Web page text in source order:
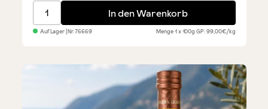
Tartufi - Pistazie In den Warenkorb
Auf Lager| Nr.76669 Menge1 x 100gGP: 99,00€/kg